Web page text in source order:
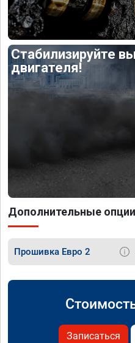
Стабилизируйте
двигателя!
Дополнительные
Прошивка Евро 2
Записаться